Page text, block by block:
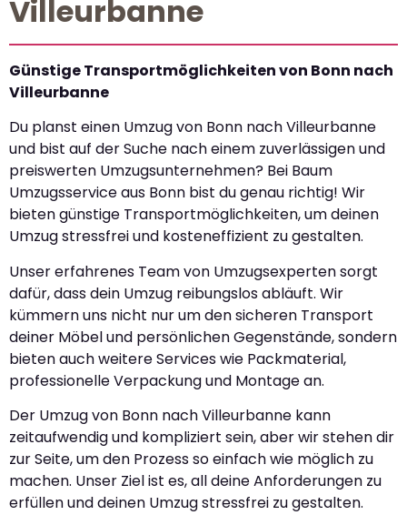
Villeurbanne
Günstige Transportmöglichkeiten von Bonn nach
Villeurbanne
Du planst einen Umzug von Bonn nach Villeurbanne
und bist auf der Suche nach einem zuverlässigen und
preiswerten Umzugsunternehmen? Bei Baum
Umzugsservice aus Bonn bist du genau richtig! Wir
bieten günstige Transportmöglichkeiten, um deinen
Umzug stressfrei und kosteneffizient zu gestalten.
Unser erfahrenes Team von Umzugsexperten sorgt
dafür, dass dein Umzug reibungslos abläuft. Wir
kümmern uns nicht nur um den sicheren Transport
deiner Möbel und persönlichen Gegenstände, sondern
bieten auch weitere Services wie Packmaterial,
professionelle Verpackung und Montage an.
Der Umzug von Bonn nach Villeurbanne kann
zeitaufwendig und kompliziert sein, aber wir stehen dir
zur Seite, um den Prozess so einfach wie möglich zu
machen. Unser Ziel ist es, all deine Anforderungen zu
erfüllen und deinen Umzug stressfrei zu gestalten.